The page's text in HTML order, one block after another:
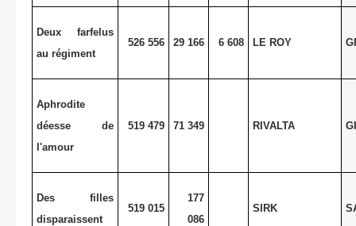
Deux farfelus
au régiment
526 556 29 166 6 608 LE ROY
Aphrodite
déesse de
l'amour
519 479 71 349 RIVALTA
Des filles
disparaissent
519 015
177
086
SIRK